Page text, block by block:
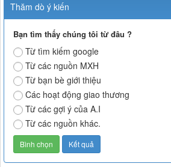
Thăm dò ý kiến
Bạn tìm thấy chúng tôi từ đâu ?
Từ tìm kiếm google
Từ các nguồn MXH
Từ bạn bè giới thiệu
Các hoạt động giao thương
Từ các gợi ý của A.I
Từ các nguồn khác.